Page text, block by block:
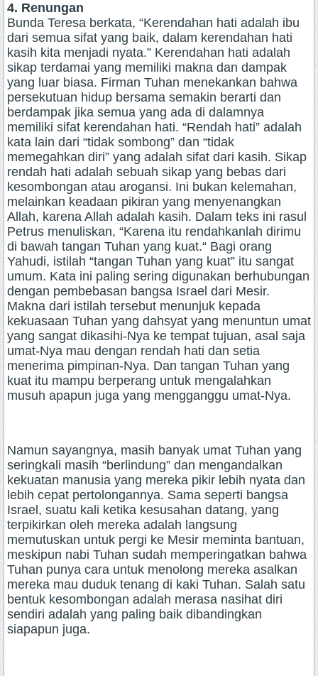
4. Renungan
Bunda Teresa berkata, “Kerendahan hati adalah ibu
dari semua sifat yang baik, dalam kerendahan hati
kasih kita menjadi nyata.” Kerendahan hati adalah
sikap terdamai yang memiliki makna dan dampak
yang luar biasa. Firman Tuhan menekankan bahwa
persekutuan hidup bersama semakin berarti dan
berdampak jika semua yang ada di dalamnya
memiliki sifat kerendahan hati. “Rendah hati” adalah
kata lain dari “tidak sombong” dan “tidak
memegahkan diri” yang adalah sifat dari kasih. Sikap
rendah hati adalah sebuah sikap yang bebas dari
kesombongan atau arogansi. Ini bukan kelemahan,
melainkan keadaan pikiran yang menyenangkan
Allah, karena Allah adalah kasih. Dalam teks ini rasul
Petrus menuliskan, “Karena itu rendahkanlah dirimu
di bawah tangan Tuhan yang kuat.“ Bagi orang
Yahudi, istilah “tangan Tuhan yang kuat” itu sangat
umum. Kata ini paling sering digunakan berhubungan
dengan pembebasan bangsa Israel dari Mesir.
Makna dari istilah tersebut menunjuk kepada
kekuasaan Tuhan yang dahsyat yang menuntun umat
yang sangat dikasihi-Nya ke tempat tujuan, asal saja
umat-Nya mau dengan rendah hati dan setia
menerima pimpinan-Nya. Dan tangan Tuhan yang
kuat itu mampu berperang untuk mengalahkan
musuh apapun juga yang mengganggu umat-Nya.
Namun sayangnya, masih banyak umat Tuhan yang
seringkali masih “berlindung” dan mengandalkan
kekuatan manusia yang mereka pikir lebih nyata dan
lebih cepat pertolongannya. Sama seperti bangsa
Israel, suatu kali ketika kesusahan datang, yang
terpikirkan oleh mereka adalah langsung
memutuskan untuk pergi ke Mesir meminta bantuan,
meskipun nabi Tuhan sudah memperingatkan bahwa
Tuhan punya cara untuk menolong mereka asalkan
mereka mau duduk tenang di kaki Tuhan. Salah satu
bentuk kesombongan adalah merasa nasihat diri
sendiri adalah yang paling baik dibandingkan
siapapun juga.